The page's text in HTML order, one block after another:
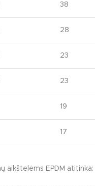
38
28
23
23
19
17
aikštelėms EPDM atitinka: